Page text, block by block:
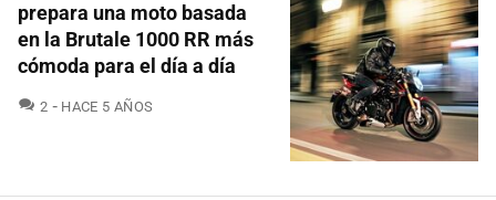
prepara una moto basada
en la Brutale 1000 RR más
cómoda para el día a día
2 COMENTARIOS
HACE 5 AÑOS